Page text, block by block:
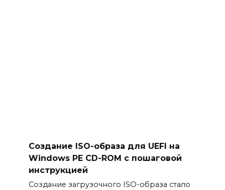
Создание ISO-образа для UEFI на
Windows PE CD-ROM с пошаговой
инструкцией
Создание загрузочного ISO-образа стало